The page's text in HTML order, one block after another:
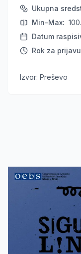
u 2026. godini
Ukupna
Min-Max:
Datum
Rok za prijavu
Izvor: Preševo